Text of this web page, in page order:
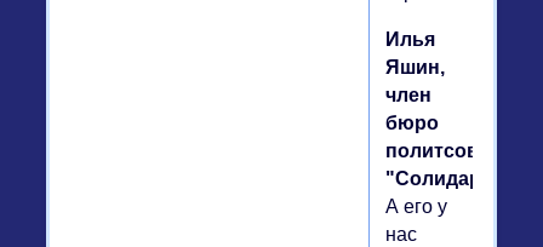
Илья
Яшин,
член
бюро
политсовета
А его у
нас